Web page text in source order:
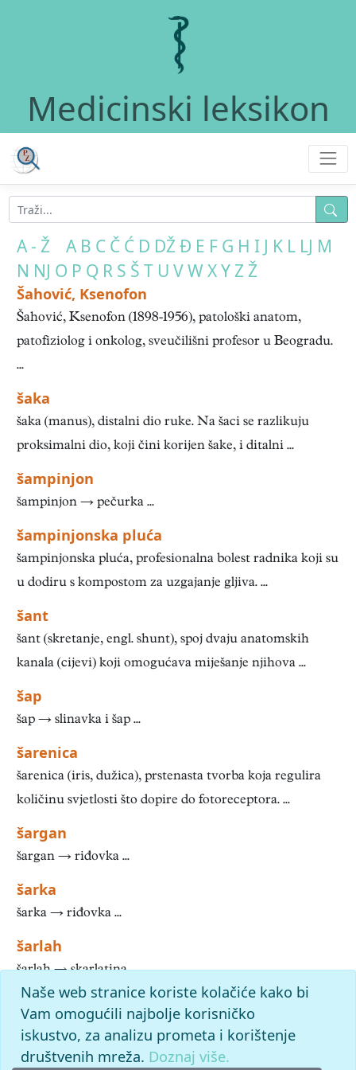
Medicinski leksikon
A - Ž A B C Č Ć D DŽĐ E F G H I J K L LJ M
N NJ O P Q R S Š T U VW XYZŽ
Šahović, Ksenofon
Šahović, Ksenofon (1898-1956), patološki anatom,
patofiziolog i onkolog, sveučilišni profesor u Beogradu.
...
šaka
šaka (manus), distalni dio ruke. Na šaci se razlikuju
proksimalni dio, koji čini korijen šake, i ditalni ...
šampinjon
šampinjon → pečurka ...
šampinjonska pluća
šampinjonska pluća, profesionalna bolest radnika koji su
u dodiru s kompostom za uzgajanje gljiva. ...
šant
šant (skretanje, engl. shunt), spoj dvaju anatomskih
kanala (cijevi) koji omogućava miješanje njihova ...
šap
šap → slinavka i šap ...
šarenica
šarenica (iris, dužica), prstenasta tvorba koja regulira
količinu svjetlosti što dopire do fotoreceptora. ...
šargan
šargan → riđovka ...
šarka
šarka → riđovka ...
šarlah
šarlah → skarlatina ...
slovoš: pronađenih odgovora: 78; vrijeme izvršavanja upita:
54 ms
Naše web stranice koriste kolačiće kako bi
Vam omogućili najbolje korisničko
iskustvo, za analizu prometa i korištenje
društvenih mreža. Doznaj više.